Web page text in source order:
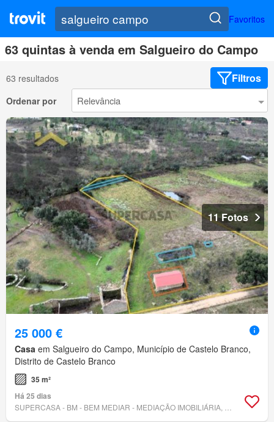
Favoritos
63 quintas à venda em Salgueiro do Campo
63 resultados Filtros
Ordenar por
11 Fotos
25 000 €
Casa em Salgueiro do Campo, Município de Castelo Branco,
Distrito de Castelo Branco
35 m²
Há 25 dias